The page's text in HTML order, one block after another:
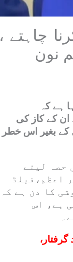
چاہتے ،
نون
ہے کہ
ان کے کاز کی
بغیر اس خطر
حصہ لیتے
اعظم،فیلڈ
کا دن ہے کہ
ہے، اس
درج،425شرپسند گرفتار،